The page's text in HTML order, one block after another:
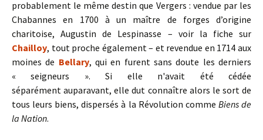
probablement le même destin que Vergers : vendue par les
Chabannes en 1700 à un maître de forges d’origine
charitoise, Augustin de Lespinasse – voir la fiche sur
Chailloy, tout proche également – et revendue en 1714 aux
moines de Bellary, qui en furent sans doute les derniers
« seigneurs ». Si elle n'avait été cédée
séparément auparavant, elle dut connaître alors le sort de
tous leurs biens, dispersés à la Révolution comme Biens de
la Nation.